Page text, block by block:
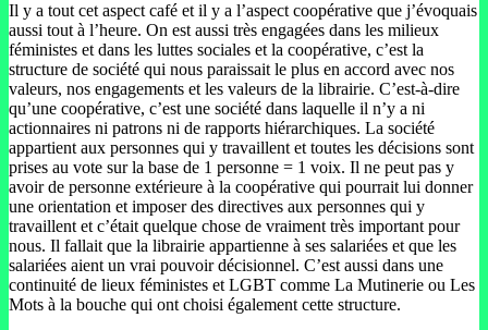
Il y a tout cet aspect café et il y a l’aspect coopérative que j’évoquais
aussi tout à l’heure. On est aussi très engagées dans les milieux
féministes et dans les luttes sociales et la coopérative, c’est la
structure de société qui nous paraissait le plus en accord avec nos
valeurs, nos engagements et les valeurs de la librairie. C’est-à-dire
qu’une coopérative, c’est une société dans laquelle il n’y a ni
actionnaires ni patrons ni de rapports hiérarchiques. La société
appartient aux personnes qui y travaillent et toutes les décisions sont
prises au vote sur la base de 1 personne = 1 voix. Il ne peut pas y
avoir de personne extérieure à la coopérative qui pourrait lui donner
une orientation et imposer des directives aux personnes qui y
travaillent et c’était quelque chose de vraiment très important pour
nous. Il fallait que la librairie appartienne à ses salariées et que les
salariées aient un vrai pouvoir décisionnel. C’est aussi dans une
continuité de lieux féministes et LGBT comme La Mutinerie ou Les
Mots à la bouche qui ont choisi également cette structure.